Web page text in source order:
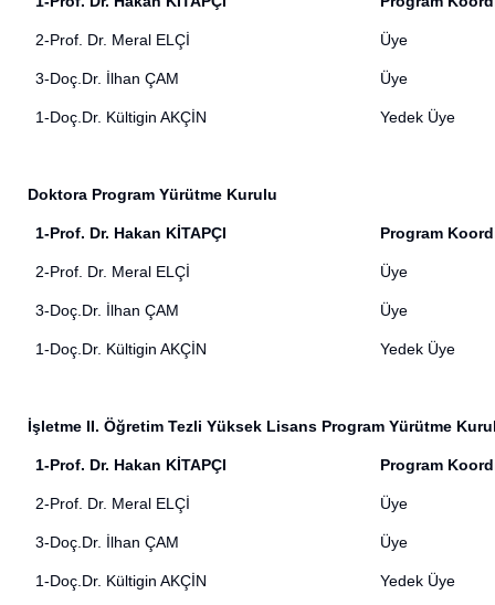
2-Prof. Dr. Meral ELÇİ Üye
3-Doç.Dr. İlhan ÇAM Üye
1-Doç.Dr. Kültigin AKÇİN Yedek Üye
Doktora Program Yürütme Kurulu
1-Prof. Dr. Hakan KİTAPÇI Program
2-Prof. Dr. Meral ELÇİ Üye
3-Doç.Dr. İlhan ÇAM Üye
1-Doç.Dr. Kültigin AKÇİN Yedek Üye
İşletme II. Öğretim Tezli Yüksek Lisans Program Yürütme
1-Prof. Dr. Hakan KİTAPÇI Program
2-Prof. Dr. Meral ELÇİ Üye
3-Doç.Dr. İlhan ÇAM Üye
1-Doç.Dr. Kültigin AKÇİN Yedek Üye